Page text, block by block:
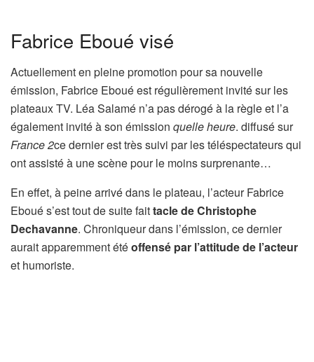
Fabrice Eboué visé
Actuellement en pleine promotion pour sa nouvelle
émission, Fabrice Eboué est régulièrement invité sur les
plateaux TV. Léa Salamé n’a pas dérogé à la règle et l’a
également invité à son émission quelle heure. diffusé sur
France 2ce dernier est très suivi par les téléspectateurs qui
ont assisté à une scène pour le moins surprenante…
En effet, à peine arrivé dans le plateau, l’acteur Fabrice
Eboué s’est tout de suite faittacle de Christophe
Dechavanne. Chroniqueur dans l’émission, ce dernier
aurait apparemment étéoffensé par l’attitude de l’acteur
et humoriste.